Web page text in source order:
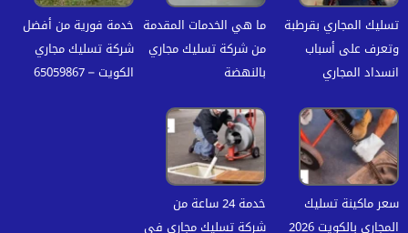
تسليك المجاري بقرطبة
وتعرف على أسباب
انسداد المجاري
ما هي الخدمات المقدمة
من شركة تسليك مجاري
بالنهضة
خدمة فورية من أفضل
شركة تسليك مجاري
الكويت – 65059867
سعر ماكينة تسليك
المجاري بالكويت 2026
خدمة 24 ساعة من
شركة تسليك مجاري في